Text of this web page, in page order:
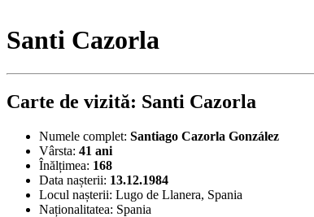
Santi Cazorla
Carte de vizită: Santi Cazorla
Numele complet: Santiago Cazorla González
Vârsta: 41 ani
Înălțimea: 168
Data nașterii: 13.12.1984
Locul nașterii: Lugo de Llanera, Spania
Naționalitatea: Spania